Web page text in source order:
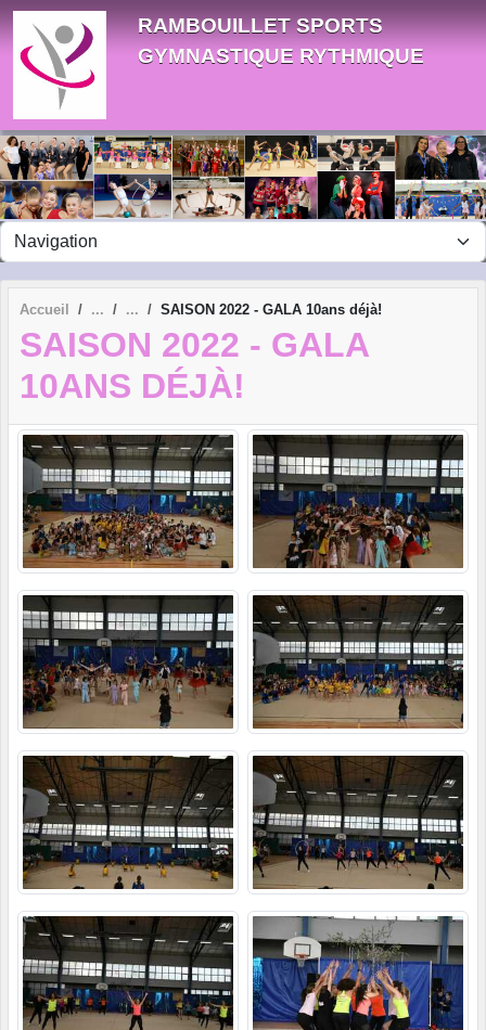
RAMBOUILLET SPORTS
GYMNASTIQUE RYTHMIQUE
Accueil SAISON 2022 - GALA 10ans déjà!
SAISON 2022 - GALA
10ANS DÉJÀ!
Panneau de gestion des cookies